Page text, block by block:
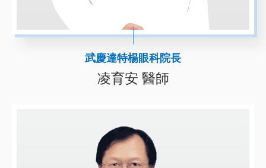
武慶達特楊眼科院長
凌育安 醫師